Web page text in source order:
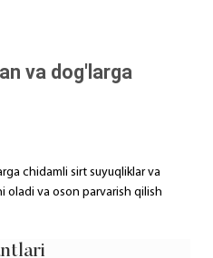
va dog'larga
chidamli sirt suyuqliklar va
va oson parvarish qilish